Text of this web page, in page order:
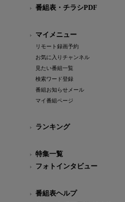
番組表・チラシPDF
マイメニュー
リモート録画予約
お気に入りチャンネル
見たい番組一覧
検索ワード登録
番組お知らせメール
マイ番組ページ
ランキング
特集一覧
フォトインタビュー
番組表ヘルプ